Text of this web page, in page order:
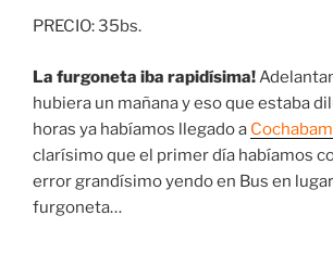
PRECIO: 35bs.
La furgoneta iba rapidísima!
hubiera un mañana y eso que estaba
horas ya habíamos llegado a
clarísimo que el primer día habíamos
error grandísimo yendo en Bus en
furgoneta…